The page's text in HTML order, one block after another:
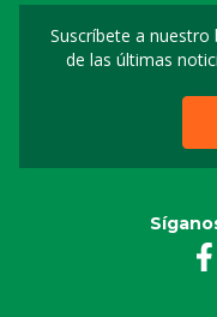
Suscríbete a
de las últimas